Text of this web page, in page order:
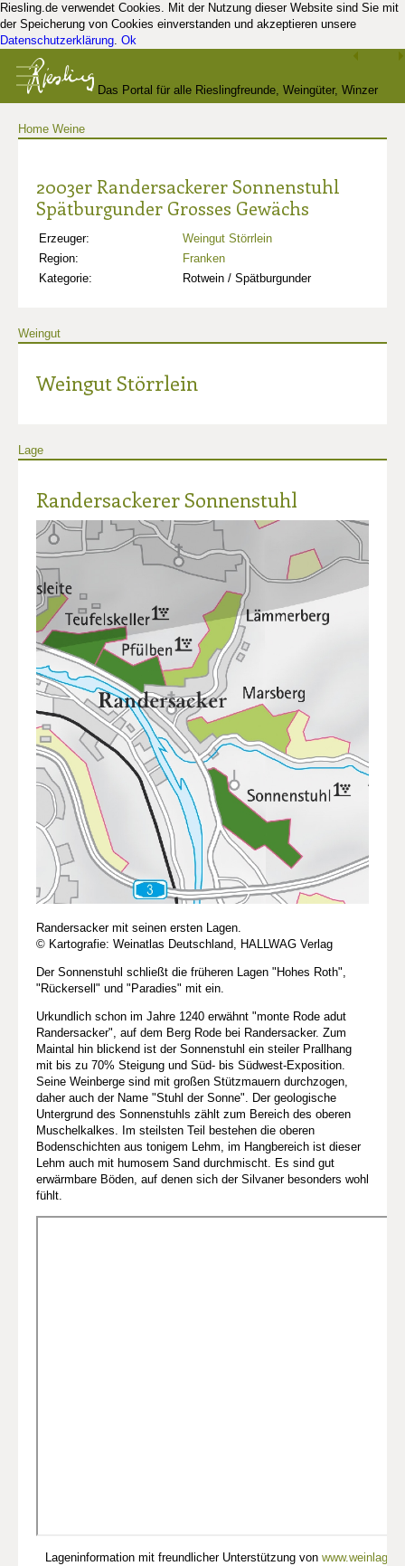
Riesling.de verwendet Cookies. Mit der Nutzung dieser Website sind Sie mit
der Speicherung von Cookies einverstanden und akzeptieren unsere
Datenschutzerklärung. Ok
Das Portal für alle Rieslingfreunde, Weingüter, Winzer
Home Weine
2003er Randersackerer Sonnenstuhl
Spätburgunder Grosses Gewächs
Erzeuger:
Weingut Störrlein
Region:
Franken
Kategorie:
Rotwein / Spätburgunder
Weingut
Weingut Störrlein
Lage
Randersackerer Sonnenstuhl
Randersacker mit seinen ersten Lagen.
© Kartografie: Weinatlas Deutschland, HALLWAG Verlag
Der Sonnenstuhl schließt die früheren Lagen "Hohes Roth",
"Rückersell" und "Paradies" mit ein.
Urkundlich schon im Jahre 1240 erwähnt "monte Rode adut
Randersacker", auf dem Berg Rode bei Randersacker. Zum
Maintal hin blickend ist der Sonnenstuhl ein steiler Prallhang
mit bis zu 70% Steigung und Süd- bis Südwest-Exposition.
Seine Weinberge sind mit großen Stützmauern durchzogen,
daher auch der Name "Stuhl der Sonne". Der geologische
Untergrund des Sonnenstuhls zählt zum Bereich des oberen
Muschelkalkes. Im steilsten Teil bestehen die oberen
Bodenschichten aus tonigem Lehm, im Hangbereich ist dieser
Lehm auch mit humosem Sand durchmischt. Es sind gut
erwärmbare Böden, auf denen sich der Silvaner besonders wohl
fühlt.
Lageninformation mit freundlicher Unterstützung von